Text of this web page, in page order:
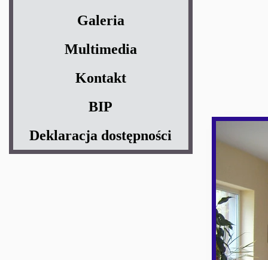
Galeria
Multimedia
Kontakt
BIP
Deklaracja dostępności